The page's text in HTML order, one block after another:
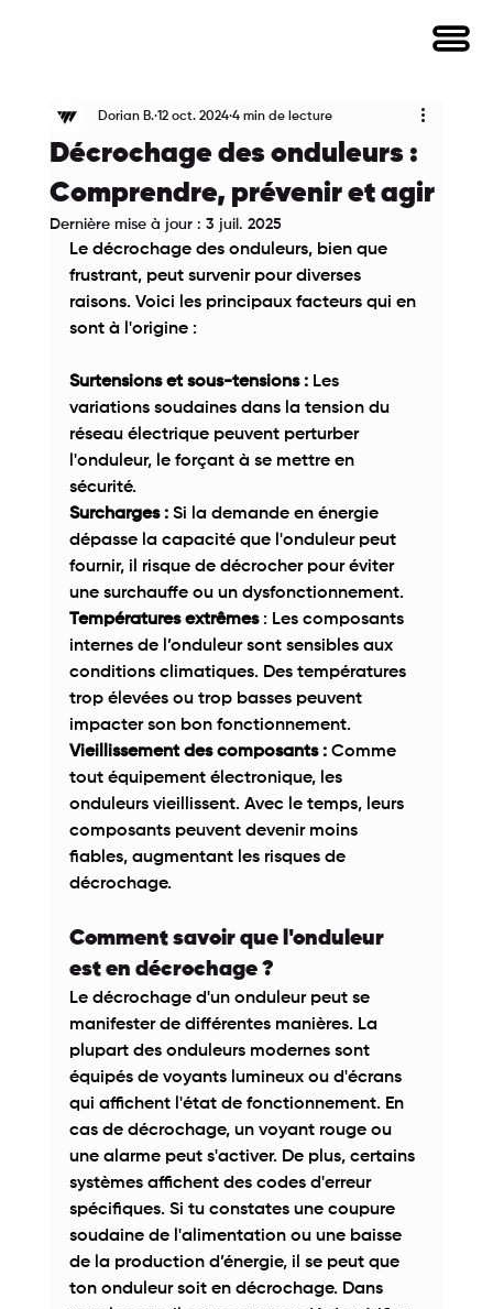
Décrochage des onduleurs :
Comprendre, prévenir et agir
Dorian B. 12 oct. 2024 4 min de lecture
Dernière mise à jour : 3 juil. 2025
Le décrochage des onduleurs, bien que
frustrant, peut survenir pour diverses
raisons. Voici les principaux facteurs qui en
sont à l'origine :
Surtensions et sous-tensions : Les
variations soudaines dans la tension du
réseau électrique peuvent perturber
l'onduleur, le forçant à se mettre en
sécurité.
Surcharges : Si la demande en énergie
dépasse la capacité que l'onduleur peut
fournir, il risque de décrocher pour éviter
une surchauffe ou un dysfonctionnement.
Températures extrêmes : Les composants
internes de l’onduleur sont sensibles aux
conditions climatiques. Des températures
trop élevées ou trop basses peuvent
impacter son bon fonctionnement.
Vieillissement des composants : Comme
tout équipement électronique, les
onduleurs vieillissent. Avec le temps, leurs
composants peuvent devenir moins
fiables, augmentant les risques de
décrochage.
Comment savoir que l'onduleur
est en décrochage ?
Le décrochage d'un onduleur peut se
manifester de différentes manières. La
plupart des onduleurs modernes sont
équipés de voyants lumineux ou d'écrans
qui affichent l'état de fonctionnement. En
cas de décrochage, un voyant rouge ou
une alarme peut s'activer. De plus, certains
systèmes affichent des codes d'erreur
spécifiques. Si tu constates une coupure
soudaine de l'alimentation ou une baisse
de la production d’énergie, il se peut que
ton onduleur soit en décrochage. Dans